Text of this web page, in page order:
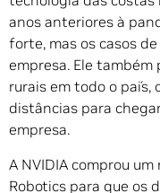
anos anteriores à
forte, mas os casos
empresa. Ele
rurais em todo o país,
distâncias para
empresa.
A NVIDIA comprou
Robotics para que os